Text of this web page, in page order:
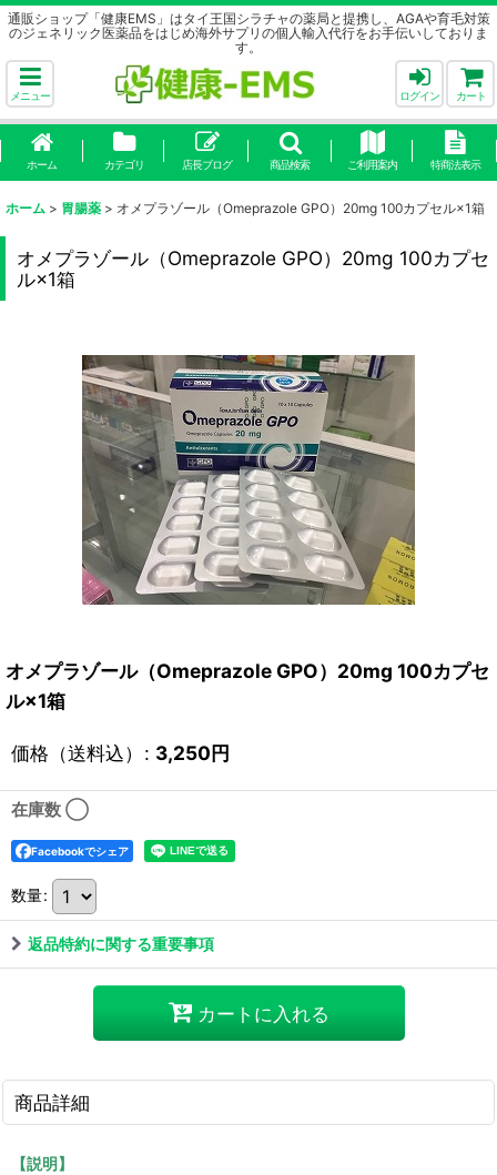
通販ショップ「健康EMS」はタイ王国シラチャの薬局と提携し、AGAや育毛対策
のジェネリック医薬品をはじめ海外サプリの個人輸入代行をお手伝いしておりま
す。
メニュー ログイン カート
ホーム カテゴリ 店長ブログ 商品検索 ご利用案内 特商法表示
ホーム > 胃腸薬 > オメプラゾール（Omeprazole GPO）20mg 100カプセル×1箱
オメプラゾール（Omeprazole GPO）20mg 100カプセ
ル×1箱
オメプラゾール（Omeprazole GPO）20mg 100カプセ
ル×1箱
価格（送料込） : 3,250円
在庫数 ◯
Facebookでシェア
数量:
返品特約に関する重要事項
カートに入れる
商品詳細
【説明】